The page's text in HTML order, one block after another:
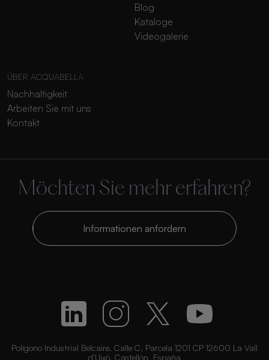
Blog
Kataloge
Videogalerie
ÜBER ACQUABELLA
Nachhaltigkeit
Arbeiten Sie mit uns
Kontakt
Möchten Sie mehr erfahren?
Informationen anfordern
Polígono Industrial Belcaire. Calle C, Parcela 1201 CP 12600 La Vall
d’Uixó, Castellón, España